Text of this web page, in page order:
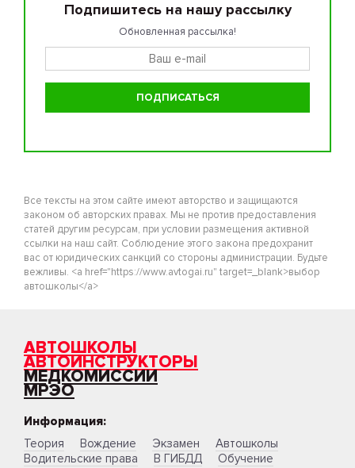
Подпишитесь на нашу рассылку
Обновленная рассылка!
Все тексты на этом сайте имеют авторство и защищаются
законом об авторских правах. Мы не против предоставления
статей другим ресурсам, при условии размещения активной
ссылки на наш сайт. Соблюдение этого закона предохранит
вас от юридических санкций со стороны администрации. Будьте
вежливы. <a href="https://www.avtogai.ru" target=_blank>выбор
автошколы</a>
АВТОШКОЛЫ
АВТОИНСТРУКТОРЫ
МЕДКОМИССИИ
МРЭО
Информация:
Теория
Вождение Экзамен
Автошколы
Водительские права
В ГИБДД
Обучение